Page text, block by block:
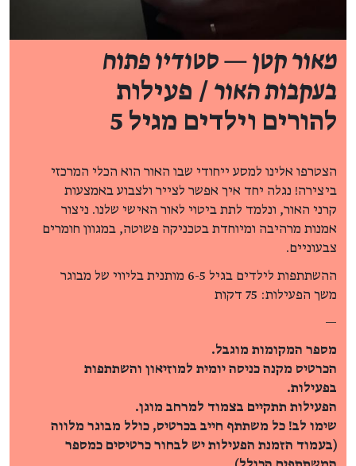
מאור קטן — סטודיו פתוח
בעקבות האור / פעילות
להורים וילדים מגיל 5
הצטרפו אלינו למסע ייחודי שבו האור הוא הכלי המרכזי
ביצירה! נגלה יחד איך אפשר לצייר ולצבוע באמצעות
קרני האור, ונלמד לתת ביטוי לאור האישי שלנו. ניצור
אמנות מרהיבה ומיוחדת בטכניקה פשוטה, במגוון חומרים
צבעוניים.
ההשתתפות לילדים בגיל 6-5 מותנית בליווי של מבוגר
משך הפעילות: 75 דקות
—
מספר המקומות מוגבל.
הכרטיס מקנה כניסה יומית למוזיאון והשתתפות
בפעילות.
הפעילות תתקיים בצמוד למרחב מוגן.
שימו לב! כל משתתף חייב בכרטיס, כולל מבוגר מלווה
(בעמוד הזמנת הפעילות יש לבחור כרטיסים כמספר